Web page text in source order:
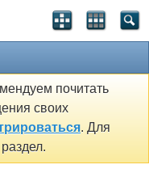
почитать
своих
. Для